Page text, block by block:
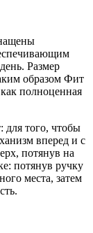
Размер
образом Фит
полноценная
для того, чтобы
вперед и с
потянув на
потянув ручку
места, затем